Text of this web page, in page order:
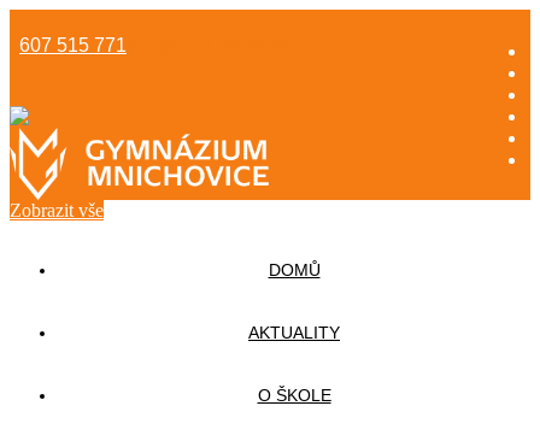
607 515 771
Zobrazit vše
DOMŮ
AKTUALITY
O ŠKOLE